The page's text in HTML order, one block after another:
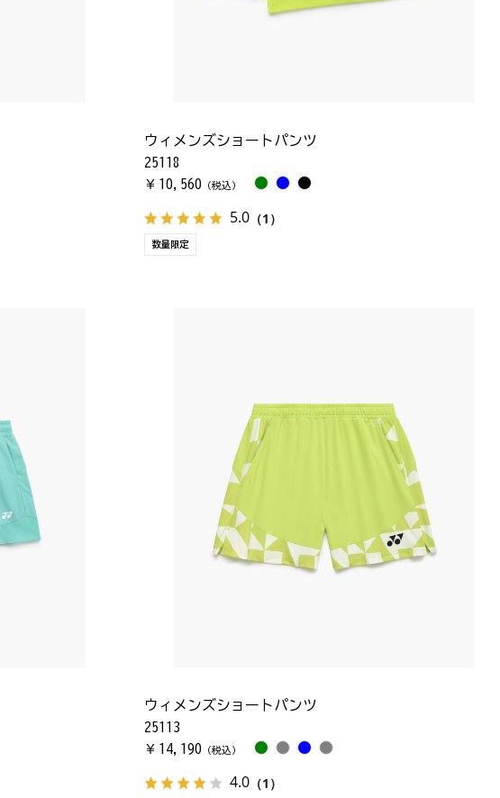
ウィメンズショートパンツ
25118
￥ 10,560 （税込）
5.0 （1）
数量限定
ウィメンズショートパンツ
25113
￥ 14,190 （税込）
4.0 （1）